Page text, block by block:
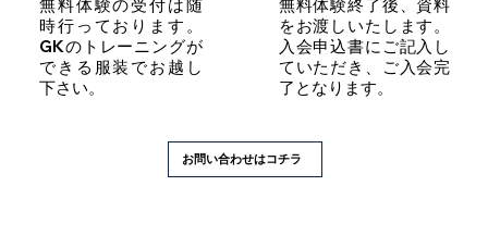
無料体験の受付は随
時行っております。
GKのトレーニングが
できる服装でお越し
下さい。
無料体験終了後、資料
をお渡しいたします。
入会申込書にご記入し
ていただき、ご入会完
了となります。
お問い合わせはコチラ